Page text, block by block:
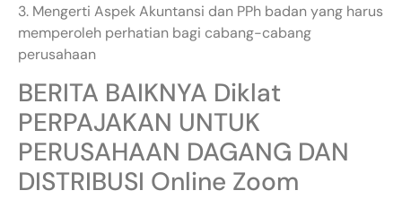
3. Mengerti Aspek Akuntansi dan PPh badan yang harus
memperoleh perhatian bagi cabang-cabang
perusahaan
BERITA BAIKNYA Diklat
PERPAJAKAN UNTUK
PERUSAHAAN DAGANG DAN
DISTRIBUSI Online Zoom